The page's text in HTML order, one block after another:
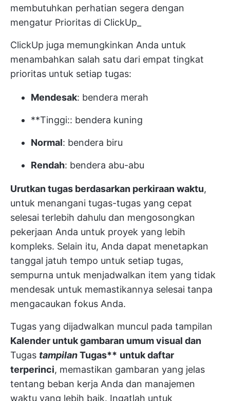
membutuhkan perhatian segera dengan
mengatur Prioritas di ClickUp_
ClickUp juga memungkinkan Anda untuk
menambahkan salah satu dari empat tingkat
prioritas untuk setiap tugas:
Mendesak: bendera merah
**Tinggi:: bendera kuning
Normal: bendera biru
Rendah: bendera abu-abu
Urutkan tugas berdasarkan perkiraan waktu,
untuk menangani tugas-tugas yang cepat
selesai terlebih dahulu dan mengosongkan
pekerjaan Anda untuk proyek yang lebih
kompleks. Selain itu, Anda dapat menetapkan
tanggal jatuh tempo untuk setiap tugas,
sempurna untuk menjadwalkan item yang tidak
mendesak untuk memastikannya selesai tanpa
mengacaukan fokus Anda.
Tugas yang dijadwalkan muncul pada tampilan
Kalender untuk gambaran umum visual dan
Tugas tampilanTugas** untuk daftar
terperinci, memastikan gambaran yang jelas
tentang beban kerja Anda dan manajemen
waktu yang lebih baik. Ingatlah untuk